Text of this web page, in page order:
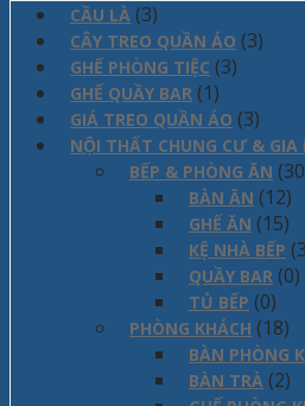
CẦU LÀ (3)
CÂY TREO QUẦN ÁO (3)
GHẾ PHÒNG TIỆC (3)
GHẾ QUẦY BAR (1)
GIÁ TREO QUẦN ÁO (3)
NỘI THẤT CHUNG CƯ & GIA
BẾP & PHÒNG ĂN
BÀN ĂN (12)
GHẾ ĂN (15)
KỆ NHÀ BẾP
QUẦY BAR (0)
TỦ BẾP (0)
PHÒNG KHÁCH (18)
BÀN PHÒNG
BÀN TRÀ (2)